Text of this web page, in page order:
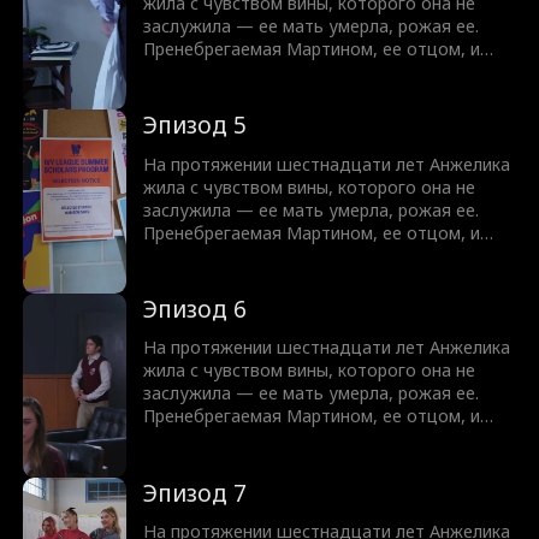
некотором смысле его желание сбывается,
когда у Анжелики диагностируют рак. Но
заслужила — ее мать умерла, рожая ее.
Пренебрегаемая Мартином, ее отцом, и
стороны. Но когда к ним в дом переезжает
их кузина Мэдисон, даже Кристофер
оборачивается против Анжелики, мечтая,
чтобы умерла она, а не их мама. И в
некотором смысле его желание сбывается,
когда у Анжелики диагностируют рак. Но
Эпизод 5
На протяжении шестнадцати лет Анжелика
жила с чувством вины, которого она не
заслужила — ее мать умерла, рожая ее.
Пренебрегаемая Мартином, ее отцом, и
стороны. Но когда к ним в дом переезжает
их кузина Мэдисон, даже Кристофер
оборачивается против Анжелики, мечтая,
чтобы умерла она, а не их мама. И в
некотором смысле его желание сбывается,
когда у Анжелики диагностируют рак. Но
Эпизод 6
На протяжении шестнадцати лет Анжелика
жила с чувством вины, которого она не
заслужила — ее мать умерла, рожая ее.
Пренебрегаемая Мартином, ее отцом, и
стороны. Но когда к ним в дом переезжает
их кузина Мэдисон, даже Кристофер
оборачивается против Анжелики, мечтая,
Эпизод 7
На протяжении шестнадцати лет Анжелика